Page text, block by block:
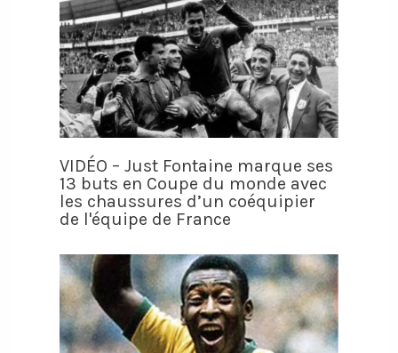
VIDÉO – Just Fontaine marque ses
13 buts en Coupe du monde avec
les chaussures d’un coéquipier
de l'équipe de France